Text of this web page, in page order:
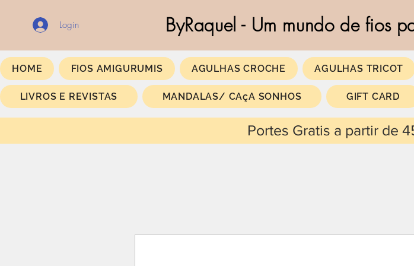
Login ByRaquel - Um mundo de fios
HOME FIOS AMIGURUMIS AGULHAS CROCHE AGULHAS TRICOT
LIVROS E REVISTAS MANDALAS/ CAçA SONHOS GIFT CARD
Portes Gratis a partir de 45